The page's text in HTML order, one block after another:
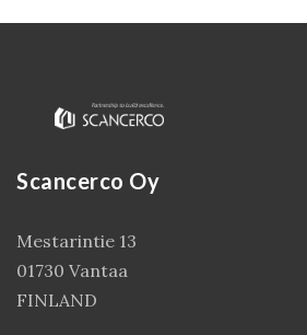
Scancerco Oy
Mestarintie 13
01730 Vantaa
FINLAND